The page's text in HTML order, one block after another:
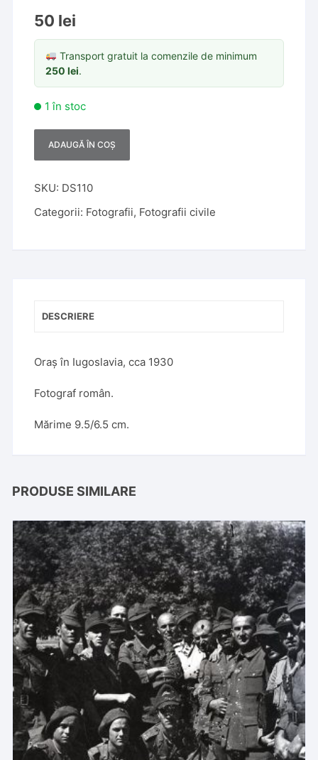
50 lei
Transport gratuit la comenzile de minimum
250lei.
1 în stoc
ADAUGĂ ÎN COȘ
t
SKU: DS110
Categorii: Fotografii, Fotografii civile
DESCRIERE
Oraș în Iugoslavia, cca 1930
Fotograf român.
Mărime 9.5/6.5 cm.
PRODUSE SIMILARE